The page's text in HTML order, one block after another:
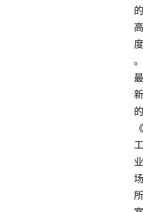
的
高
度
。
最
新
的
《
工
业
场
所